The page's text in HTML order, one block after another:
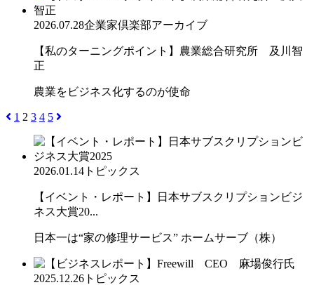
2026.07.28企業家倶楽部アーカイブ
【私のターニングポイント】農業総合研究所 及川智
正
農業をビジネス化するのが使命
1 2 3 4 5
2026.01.14 トピックス
【イベント・レポート】日本サブスクリプションビジ
ネス大賞20...
日本一は“家の修理サービス” ホームサーブ（株）
2025.12.26 トピックス